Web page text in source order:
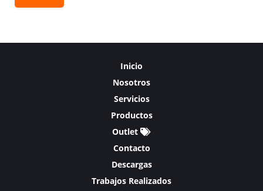
Inicio
Nosotros
Servicios
Productos
Outlet
Contacto
Descargas
Trabajos Realizados